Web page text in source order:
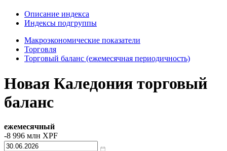
Описание индекса
Индексы подгруппы
Макроэкономические показатели
Торговля
Торговый баланс (ежемесячная периодичность)
Новая Каледония торговый
баланс
ежемесячный
-8 996 млн XPF